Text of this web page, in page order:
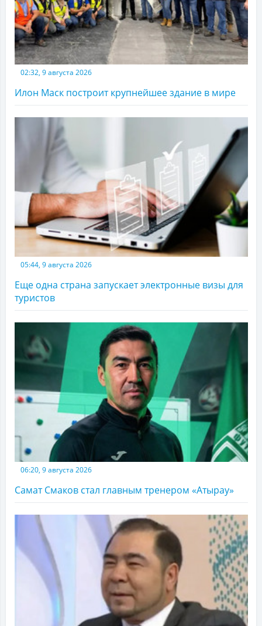
02:32, 9 августа 2026
Илон Маск построит крупнейшее здание в мире
05:44, 9 августа 2026
Еще одна страна запускает электронные визы для
туристов
06:20, 9 августа 2026
Самат Смаков стал главным тренером «Атырау»